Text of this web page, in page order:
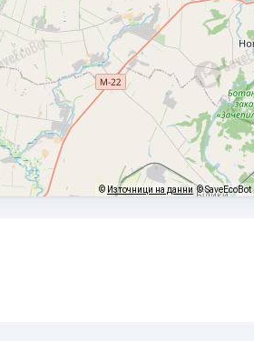
© Източници на данни © SaveEcoBot